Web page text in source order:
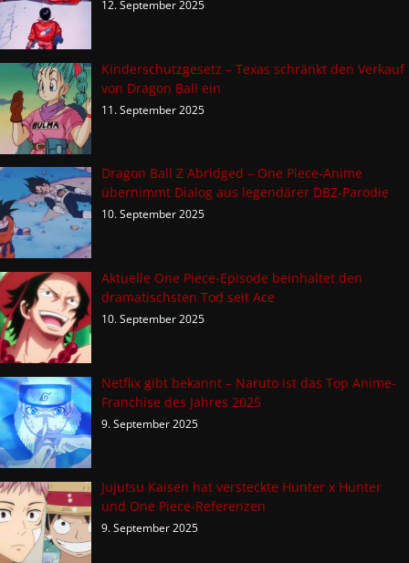
12. September 2025
Kinderschutzgesetz – Texas schränkt den Verkauf
von Dragon Ball ein
11. September 2025
Dragon Ball Z Abridged – One Piece-Anime
übernimmt Dialog aus legendärer DBZ-Parodie
10. September 2025
Aktuelle One Piece-Episode beinhaltet den
dramatischsten Tod seit Ace
10. September 2025
Netflix gibt bekannt – Naruto ist das Top Anime-
Franchise des Jahres 2025
9. September 2025
Jujutsu Kaisen hat versteckte Hunter x Hunter
und One Piece-Referenzen
9. September 2025